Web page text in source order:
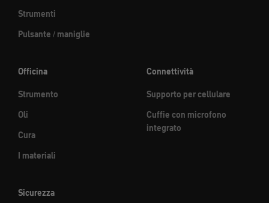
Strumenti
Pulsante / maniglie
Officina
Strumento
Oli
Cura
I materiali
Connettività
Supporto per cellulare
Cuffie con microfono
integrato
Sicurezza